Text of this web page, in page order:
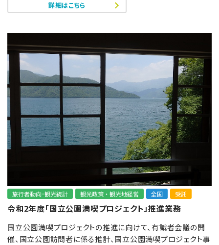
詳細はこちら
旅行者動向･観光統計 観光政策・観光地経営 全国 受託
令和2年度「国立公園満喫プロジェクト」推進業務
国立公園満喫プロジェクトの推進に向けて、有識者会議の開
催、国立公園訪問者に係る推計、国立公園満喫プロジェクト事